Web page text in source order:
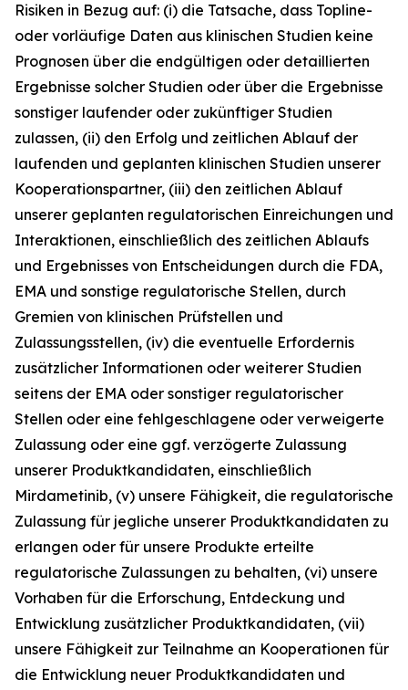
Risiken in Bezug auf: (i) die Tatsache, dass Topline-
oder vorläufige Daten aus klinischen Studien keine
Prognosen über die endgültigen oder detaillierten
Ergebnisse solcher Studien oder über die Ergebnisse
sonstiger laufender oder zukünftiger Studien
zulassen, (ii) den Erfolg und zeitlichen Ablauf der
laufenden und geplanten klinischen Studien unserer
Kooperationspartner, (iii) den zeitlichen Ablauf
unserer geplanten regulatorischen Einreichungen und
Interaktionen, einschließlich des zeitlichen Ablaufs
und Ergebnisses von Entscheidungen durch die FDA,
EMA und sonstige regulatorische Stellen, durch
Gremien von klinischen Prüfstellen und
Zulassungsstellen, (iv) die eventuelle Erfordernis
zusätzlicher Informationen oder weiterer Studien
seitens der EMA oder sonstiger regulatorischer
Stellen oder eine fehlgeschlagene oder verweigerte
Zulassung oder eine ggf. verzögerte Zulassung
unserer Produktkandidaten, einschließlich
Mirdametinib, (v) unsere Fähigkeit, die regulatorische
Zulassung für jegliche unserer Produktkandidaten zu
erlangen oder für unsere Produkte erteilte
regulatorische Zulassungen zu behalten, (vi) unsere
Vorhaben für die Erforschung, Entdeckung und
Entwicklung zusätzlicher Produktkandidaten, (vii)
unsere Fähigkeit zur Teilnahme an Kooperationen für
die Entwicklung neuer Produktkandidaten und